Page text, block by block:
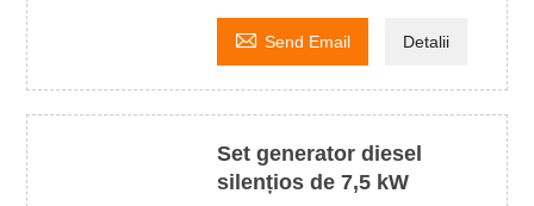
 Send Email Detalii
Set generator diesel
silențios de 7,5 kW